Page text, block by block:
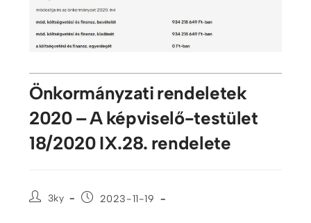
Önkormányzati rendeletek
2020 – A képviselő-testület
18/2020 IX.28. rendelete
3ky 2023-11-19